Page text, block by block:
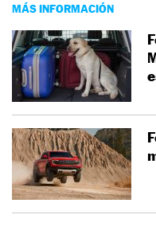
MÁS INFORMACIÓN